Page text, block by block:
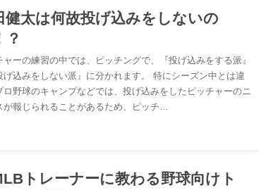
健太は何故投げ込みをしないの
？
ャーの練習の中では、ピッチングで、『投げ込みをする派』
げ込みをしない派』に分かれます。 特にシーズン中とは違
ロ野球のキャンプなどでは、投げ込みをしたピッチャーのニ
が報じられることがあるため、ピッチ…
トレーナーに教わる野球向けト